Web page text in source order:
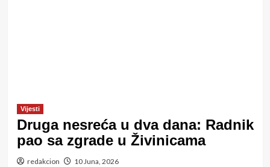
Vijesti
Druga nesreća u dva dana: Radnik
pao sa zgrade u Živinicama
redakcion 10 Juna, 2026